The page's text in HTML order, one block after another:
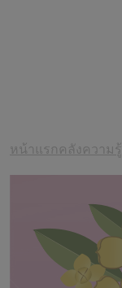
หน้าแรกคลังความรู้